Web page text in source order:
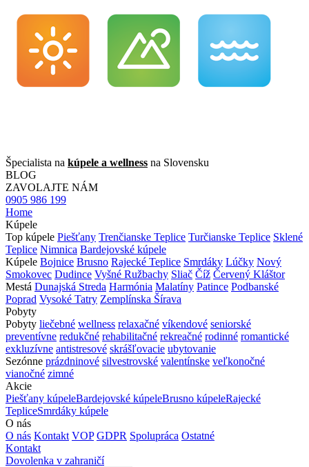
Špecialista na kúpele a wellness na Slovensku
BLOG
ZAVOLAJTE NÁM
0905 986 199
Home
Kúpele
Top kúpele Piešťany Trenčianske Teplice Turčianske Teplice Sklené
Teplice Nimnica Bardejovské kúpele
Kúpele Bojnice Brusno Rajecké Teplice Smrdáky Lúčky Nový
Smokovec Dudince Vyšné Ružbachy Sliač Číž Červený Kláštor
Mestá Dunajská Streda Harmónia Malatíny Patince Podbanské
Poprad Vysoké Tatry Zemplínska Šírava
Pobyty
Pobyty liečebné wellness relaxačné víkendové seniorské
preventívne redukčné rehabilitačné rekreačné rodinné romantické
exkluzívne antistresové skrášľovacie ubytovanie
Sezónne prázdninové silvestrovské valentínske veľkonočné
vianočné zimné
Akcie
Piešťany kúpeleBardejovské kúpeleBrusno kúpeleRajecké
TepliceSmrdáky kúpele
O nás
O nás Kontakt VOP GDPR Spolupráca Ostatné
Kontakt
Dovolenka v zahraničí